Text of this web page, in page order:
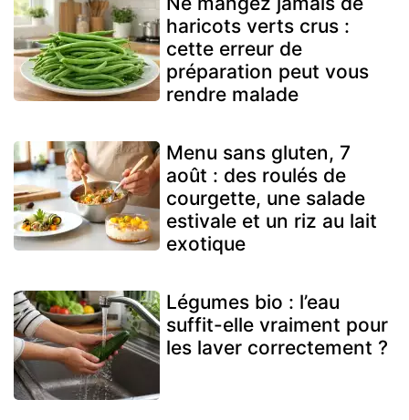
haricots verts crus :
cette erreur de
préparation peut vous
rendre malade
Menu sans gluten, 7
août : des roulés de
courgette, une salade
estivale et un riz au lait
exotique
Légumes bio : l’eau
suffit-elle vraiment pour
les laver correctement ?